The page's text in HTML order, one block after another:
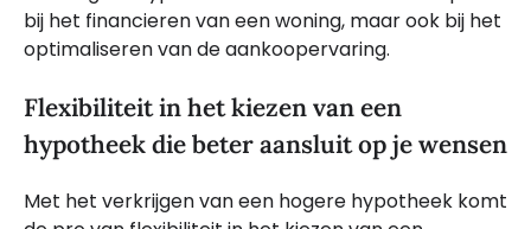
bij het financieren van een woning, maar ook bij het
optimaliseren van de aankoopervaring.
Flexibiliteit in het kiezen van een
hypotheek die beter aansluit op je wensen
Met het verkrijgen van een hogere hypotheek komt